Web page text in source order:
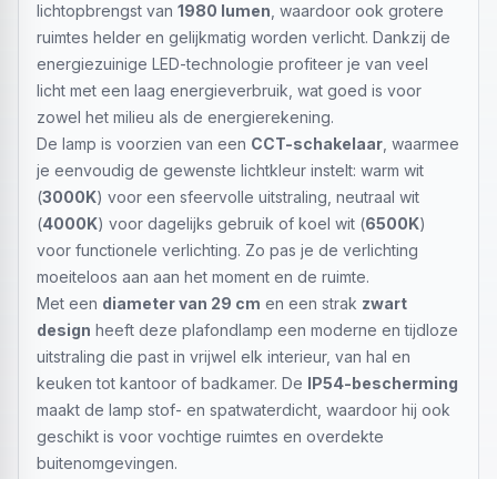
lichtopbrengst van 1980 lumen , waardoor ook grotere
ruimtes helder en gelijkmatig worden verlicht. Dankzij de
energiezuinige LED-technologie profiteer je van veel
licht met een laag energieverbruik, wat goed is voor
zowel het milieu als de energierekening.
De lamp is voorzien van een CCT-schakelaar , waarmee
je eenvoudig de gewenste lichtkleur instelt: warm wit
(3000K) voor een sfeervolle uitstraling, neutraal wit
(4000K) voor dagelijks gebruik of koel wit (6500K)
voor functionele verlichting. Zo pas je de verlichting
moeiteloos aan aan het moment en de ruimte.
Met een diameter van 29 cm en een strak zwart
design heeft deze plafondlamp een moderne en tijdloze
uitstraling die past in vrijwel elk interieur, van hal en
keuken tot kantoor of badkamer. De IP54-bescherming
maakt de lamp stof- en spatwaterdicht, waardoor hij ook
geschikt is voor vochtige ruimtes en overdekte
buitenomgevingen.